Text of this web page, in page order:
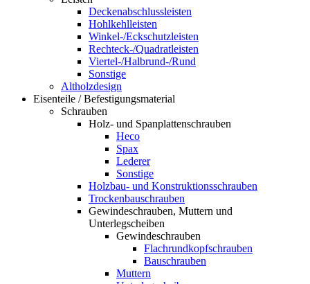
Deckenabschlussleisten
Hohlkehlleisten
Winkel-/Eckschutzleisten
Rechteck-/Quadratleisten
Viertel-/Halbrund-/Rund
Sonstige
Altholzdesign
Eisenteile / Befestigungsmaterial
Schrauben
Holz- und Spanplattenschrauben
Heco
Spax
Lederer
Sonstige
Holzbau- und Konstruktionsschrauben
Trockenbauschrauben
Gewindeschrauben, Muttern und
Unterlegscheiben
Gewindeschrauben
Flachrundkopfschrauben
Bauschrauben
Muttern